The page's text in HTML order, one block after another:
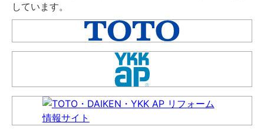
しています。